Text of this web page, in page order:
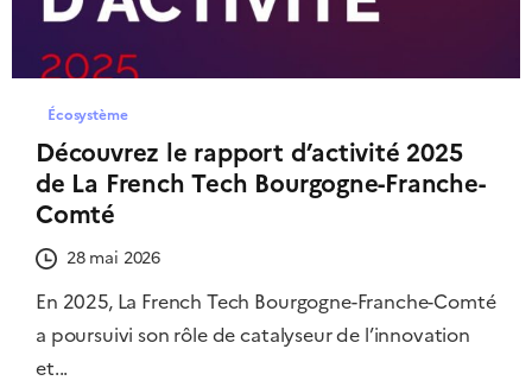
Écosystème
Découvrez le rapport d’activité 2025
de La French Tech Bourgogne-Franche-
Comté
28 mai 2026
En 2025, La French Tech Bourgogne-Franche-Comté
a poursuivi son rôle de catalyseur de l’innovation
et...